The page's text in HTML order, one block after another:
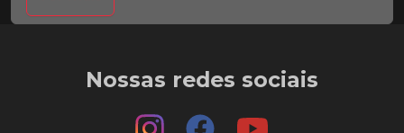
Nossas redes sociais